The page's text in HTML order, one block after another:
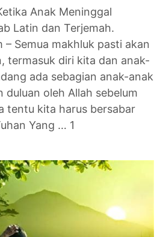
Anak Meninggal
Latin dan Terjemah.
– Semua makhluk pasti akan
termasuk diri kita dan anak-
ada sebagian anak-anak
oleh Allah sebelum
tentu kita harus bersabar
Yang … 1